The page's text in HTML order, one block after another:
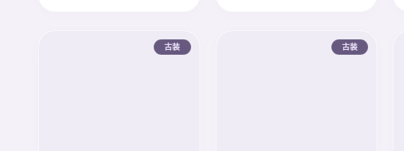
古装 古装